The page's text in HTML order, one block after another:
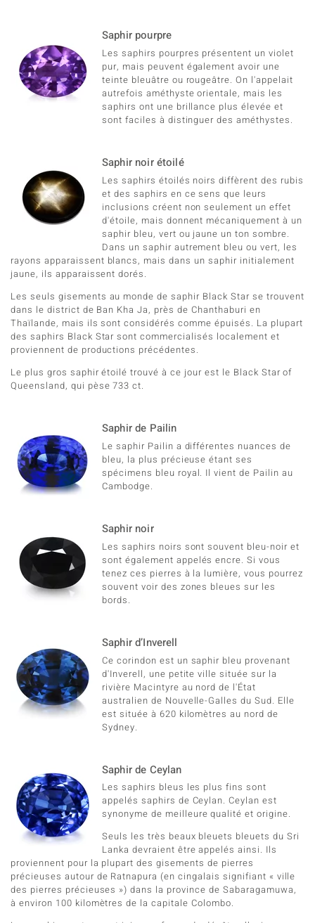
Saphir pourpre
Les saphirs pourpres présentent un violet
pur, mais peuvent également avoir une
teinte bleuâtre ou rougeâtre. On l'appelait
autrefois améthyste orientale, mais les
saphirs ont une brillance plus élevée et
sont faciles à distinguer des améthystes.
Saphir noir étoilé
Les saphirs étoilés noirs diffèrent des rubis
et des saphirs en ce sens que leurs
inclusions créent non seulement un effet
d'étoile, mais donnent mécaniquement à un
saphir bleu, vert ou jaune un ton sombre.
Dans un saphir autrement bleu ou vert, les
rayons apparaissent blancs, mais dans un saphir initialement
jaune, ils apparaissent dorés.
Les seuls gisements au monde de saphir Black Star se trouvent
dans le district de Ban Kha Ja, près de Chanthaburi en
Thaïlande, mais ils sont considérés comme épuisés. La plupart
des saphirs Black Star sont commercialisés localement et
proviennent de productions précédentes.
Le plus gros saphir étoilé trouvé à ce jour est le Black Star of
Queensland, qui pèse 733 ct.
Saphir de Pailin
Le saphir Pailin a différentes nuances de
bleu, la plus précieuse étant ses
spécimens bleu royal. Il vient de Pailin au
Cambodge.
Saphir noir
Les saphirs noirs sont souvent bleu-noir et
sont également appelés encre. Si vous
tenez ces pierres à la lumière, vous pourrez
souvent voir des zones bleues sur les
bords.
Saphir d’Inverell
Ce corindon est un saphir bleu provenant
d'Inverell, une petite ville située sur la
rivière Macintyre au nord de l'État
australien de Nouvelle-Galles du Sud. Elle
est située à 620 kilomètres au nord de
Sydney.
Saphir de Ceylan
Les saphirs bleus les plus fins sont
appelés saphirs de Ceylan. Ceylan est
synonyme de meilleure qualité et origine.
Seuls les très beaux bleuets bleuets du Sri
Lanka devraient être appelés ainsi. Ils
proviennent pour la plupart des gisements de pierres
précieuses autour de Ratnapura (en cingalais signifiant « ville
des pierres précieuses ») dans la province de Sabaragamuwa,
à environ 100 kilomètres de la capitale Colombo.